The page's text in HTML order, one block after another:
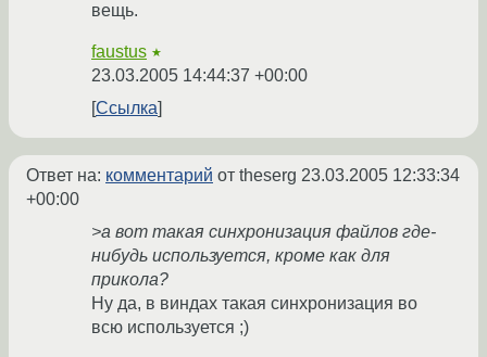
вещь.
faustus ★
23.03.2005 14:44:37 +00:00
Ссылка
Ответ на: комментарий от theserg 23.03.2005 12:33:34
+00:00
>а вот такая синхронизация файлов где-
нибудь используется, кроме как для
прикола?
Ну да, в виндах такая синхронизация во
всю используется ;)